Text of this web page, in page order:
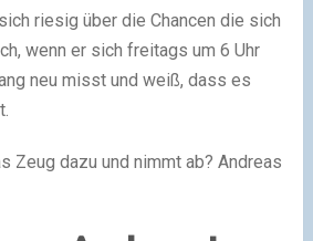
riesig über die Chancen die sich
wenn er sich freitags um 6 Uhr
neu misst und weiß, dass es
Zeug dazu und nimmt ab? Andreas